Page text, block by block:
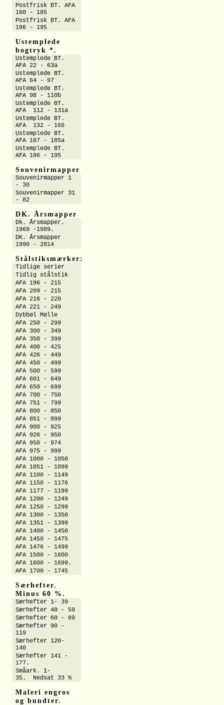
Postfrisk BT. AFA
160 - 185
Postfrisk BT. AFA
186 - 195
Ustemplede
bogtryk *.
Ustemplede BT.
AFA 22 - 63a
Ustemplede BT.
AFA 64 - 97
Ustemplede BT.
AFA 98 - 110b
Ustemplede BT.
AFA 112 - 131a
Ustemplede BT.
AFA 132 - 166
Ustemplede BT.
AFA 167 - 185a
Ustemplede BT.
AFA 186 - 195
Souvenirmapper
Souvenirmapper 1
- 30
Souvenirmapper 31
- 82
DK. Årsmapper
Dk. Årsmapper.
1969 -1989.
DK. Årsmapper
1990 - 2014
Stålstiksmærker:
Tidlige serier
Tidlig stålstik
AFA 196 - 215
AFA 209 - 215
AFA 216 - 220
AFA 221 - 249
Dybbøl Mølle
AFA 250 - 299
AFA 300 - 349
AFA 350 - 399
AFA 400 - 425
AFA 426 - 449
AFA 450 - 499
AFA 500 - 599
AFA 601 - 649
AFA 650 - 699
AFA 700 - 750
AFA 751 - 799
AFA 800 - 850
AFA 851 - 899
AFA 900 - 925
AFA 926 - 950
AFA 950 - 974
AFA 975 - 999
AFA 1000 - 1050
AFA 1051 - 1099
AFA 1100 - 1149
AFA 1150 - 1176
AFA 1177 - 1199
AFA 1200 - 1249
AFA 1250 - 1299
AFA 1300 - 1350
AFA 1351 - 1399
AFA 1400 - 1450
AFA 1450 - 1475
AFA 1476 - 1499
AFA 1500 - 1600
AFA 1600 - 1699.
AFA 1700 - 1745
Særhefter.
Minus 60 %.
Særhefter 1- 39
Særhefter 40 - 59
Særhefter 60 - 89
Særhefter 90 -
119
Særhefter 120-
140
Særhefter 141 -
177.
Småark. 1-
35. Nedsat 33 %
Maleri engros
og bundter.